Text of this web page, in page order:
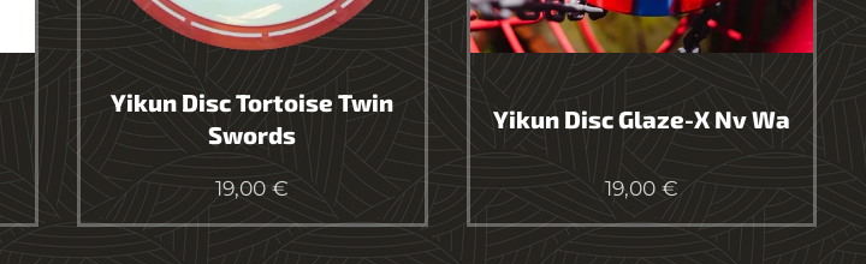
Yikun Disc Tortoise Twin
Swords
19,00 €
Yikun Disc Glaze-X Nv Wa
19,00€